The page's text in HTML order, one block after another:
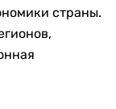
страны.